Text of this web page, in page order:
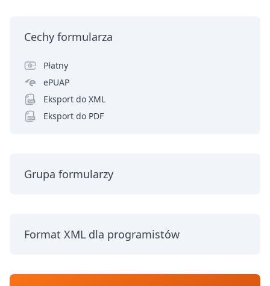
Cechy formularza
Płatny
ePUAP
Eksport do XML
Eksport do PDF
Grupa formularzy
Format XML dla programistów